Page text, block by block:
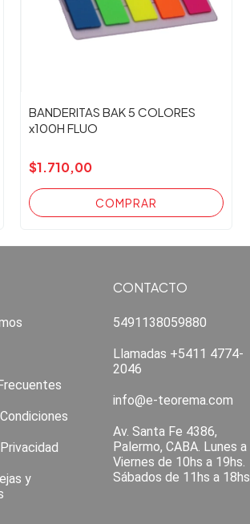
BANDERITAS BAK 5 COLORES
x100H FLUO
$1.710,00
y
CONTACTO
5491138059880
Llamadas +5411 4774-
2046
info@e-teorema.com
Av. Santa Fe 4386,
Palermo, CABA. Lunes a
Viernes de 10hs a 19hs.
Sábados de 11hs a 18hs